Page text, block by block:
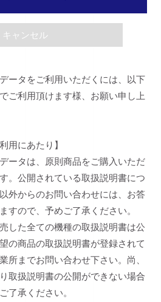
キャンセル
ータをご利用いただくには、以下
ご利用頂けます様、お願い申し上
用にあたり】
ータは、原則商品をご購入いただ
。公開されている取扱説明書につ
外からのお問い合わせには、お答
すので、予めご了承ください。
した全ての機種の取扱説明書は公
の商品の取扱説明書が登録されて
所までお問い合わせ下さい。尚、
取扱説明書の公開ができない場合
了承ください。